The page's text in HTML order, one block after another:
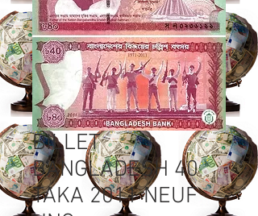
BILLET
BANGLADESH 40
TAKA 2011 NEUF